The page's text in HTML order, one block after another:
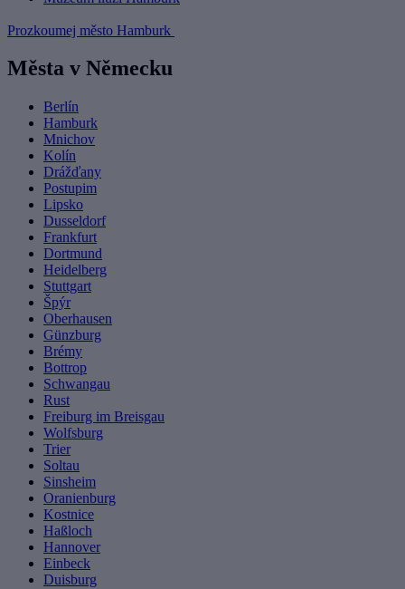
Prozkoumej město Hamburk
Města v Německu
Berlín
Hamburk
Mnichov
Kolín
Drážďany
Postupim
Lipsko
Dusseldorf
Frankfurt
Dortmund
Heidelberg
Stuttgart
Špýr
Oberhausen
Günzburg
Brémy
Bottrop
Schwangau
Rust
Freiburg im Breisgau
Wolfsburg
Trier
Soltau
Sinsheim
Oranienburg
Kostnice
Haßloch
Hannover
Einbeck
Duisburg